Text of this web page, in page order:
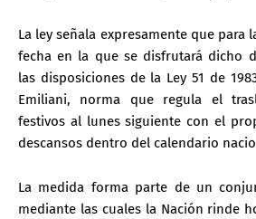
La ley señala expresamente que para
fecha en la que se disfrutará dicho
las disposiciones de la Ley 51 de
Emiliani, norma que regula el
festivos al lunes siguiente con el
descansos dentro del calendario
La medida forma parte de un
mediante las cuales la Nación rinde